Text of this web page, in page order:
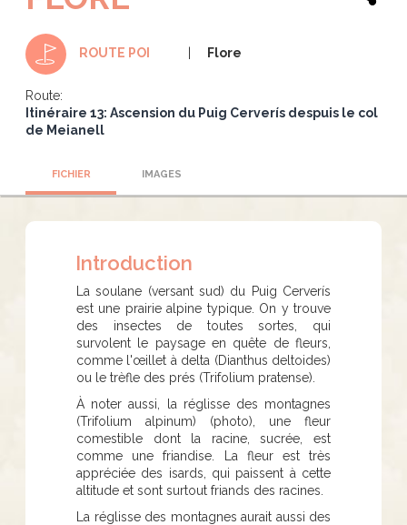
ROUTE POI Flore
Route:
Itinéraire 13: Ascension du Puig Cerverís despuis le col
de Meianell
FICHIER IMAGES
Introduction
La soulane (versant sud) du Puig Cerverís
est une prairie alpine typique. On y trouve
des insectes de toutes sortes, qui
survolent le paysage en quête de fleurs,
comme l'œillet à delta (Dianthus deltoides)
ou le trèfle des prés (Trifolium pratense).
À noter aussi, la réglisse des montagnes
(Trifolium alpinum) (photo), une fleur
comestible dont la racine, sucrée, est
comme une friandise. La fleur est très
appréciée des isards, qui paissent à cette
altitude et sont surtout friands des racines.
La réglisse des montagnes aurait aussi des